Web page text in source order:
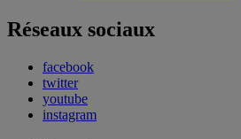
Réseaux sociaux
facebook
twitter
youtube
instagram